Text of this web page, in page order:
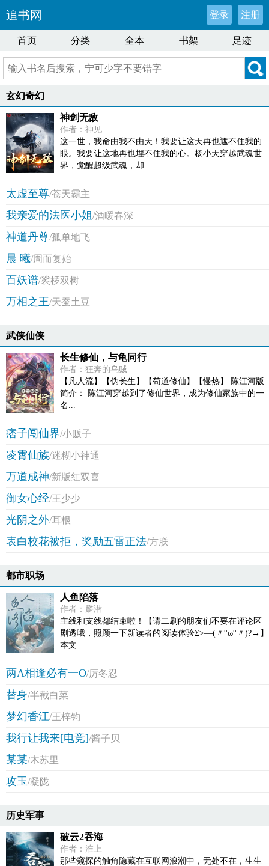
追书网 登录 注册
首页 分类 全本 书架 足迹
玄幻奇幻
神剑无敌
作者：神见
这一世，我命由我不由天！我要让这天再也遮不住我的
眼。我要让这地再也埋不住我的心。杨小天穿越武魂世
界，觉醒超级武魂，却
太虚至尊/苍天霸主
我亲爱的法医小姐/酒暖春深
神道丹尊/孤单地飞
晨 曦/周而复始
百妖谱/裟椤双树
万相之王/天蚕土豆
武侠仙侠
长生修仙，与龟同行
作者：狂奔的乌贼
【凡人流】【伪长生】【苟道修仙】【慢热】 陈江河版
简介： 陈江河穿越到了修仙世界，成为修仙家族中的一
名...
痞子闯仙界/小贩子
凌霄仙族/迷糊小神通
万道成神/新版红双喜
御女心经/王少少
光阴之外/耳根
表白校花被拒，奖励五雷正法/方朕
都市职场
人鱼陷落
作者：麟潜
主线和支线都结束啦！【请二刷的朋友们不要在评论区
剧透哦，照顾一下新读者的阅读体验Σ>―(〃°ω°〃)?→】
本文
两A相逢必有一O/厉冬忍
替身/半截白菜
梦幻香江/王梓钧
我行让我来[电竞]/酱子贝
某某/木苏里
攻玉/凝陇
历史军事
破云2吞海
作者：淮上
那些窥探的触角隐藏在互联网浪潮中，无处不在，生生